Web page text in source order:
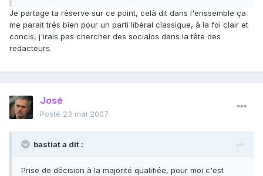
Je partage ta réserve sur ce point, celà dit dans l'enssemble ça
me parait trés bien pour un parti libéral classique, à la foi clair et
concis, j'irais pas chercher des socialos dans la tête des
redacteurs.
José
Posté 23 mai 2007
bastiat a dit :
Prise de décision à la majorité qualifiée, pour moi c'est